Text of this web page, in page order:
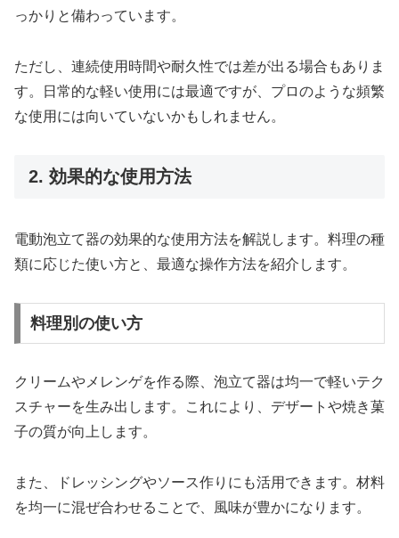
っかりと備わっています。
ただし、連続使用時間や耐久性では差が出る場合もありま
す。日常的な軽い使用には最適ですが、プロのような頻繁
な使用には向いていないかもしれません。
2. 効果的な使用方法
電動泡立て器の効果的な使用方法を解説します。料理の種
類に応じた使い方と、最適な操作方法を紹介します。
料理別の使い方
クリームやメレンゲを作る際、泡立て器は均一で軽いテク
スチャーを生み出します。これにより、デザートや焼き菓
子の質が向上します。
また、ドレッシングやソース作りにも活用できます。材料
を均一に混ぜ合わせることで、風味が豊かになります。